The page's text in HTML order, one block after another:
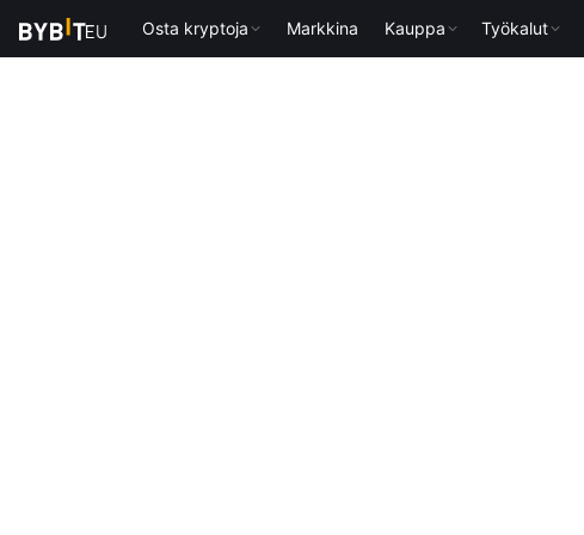
Osta kryptoja Markkina Kauppa Työkalut